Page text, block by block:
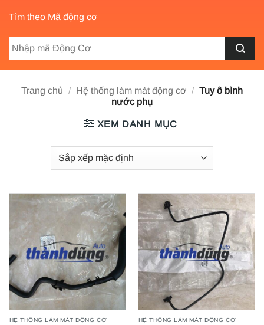
Tìm theo Mã động cơ
Trang chủ / Hệ thống làm mát động cơ / Tuy ô bình
nước phụ
XEM DANH MỤC
HỆ THỐNG LÀM MÁT ĐỘNG CƠ HỆ THỐNG LÀM MÁT ĐỘNG CƠ